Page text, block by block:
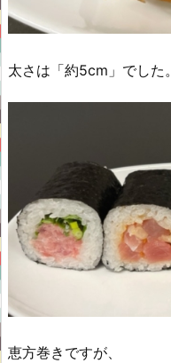
太さは「約5cm」でした。
恵方巻きですが、